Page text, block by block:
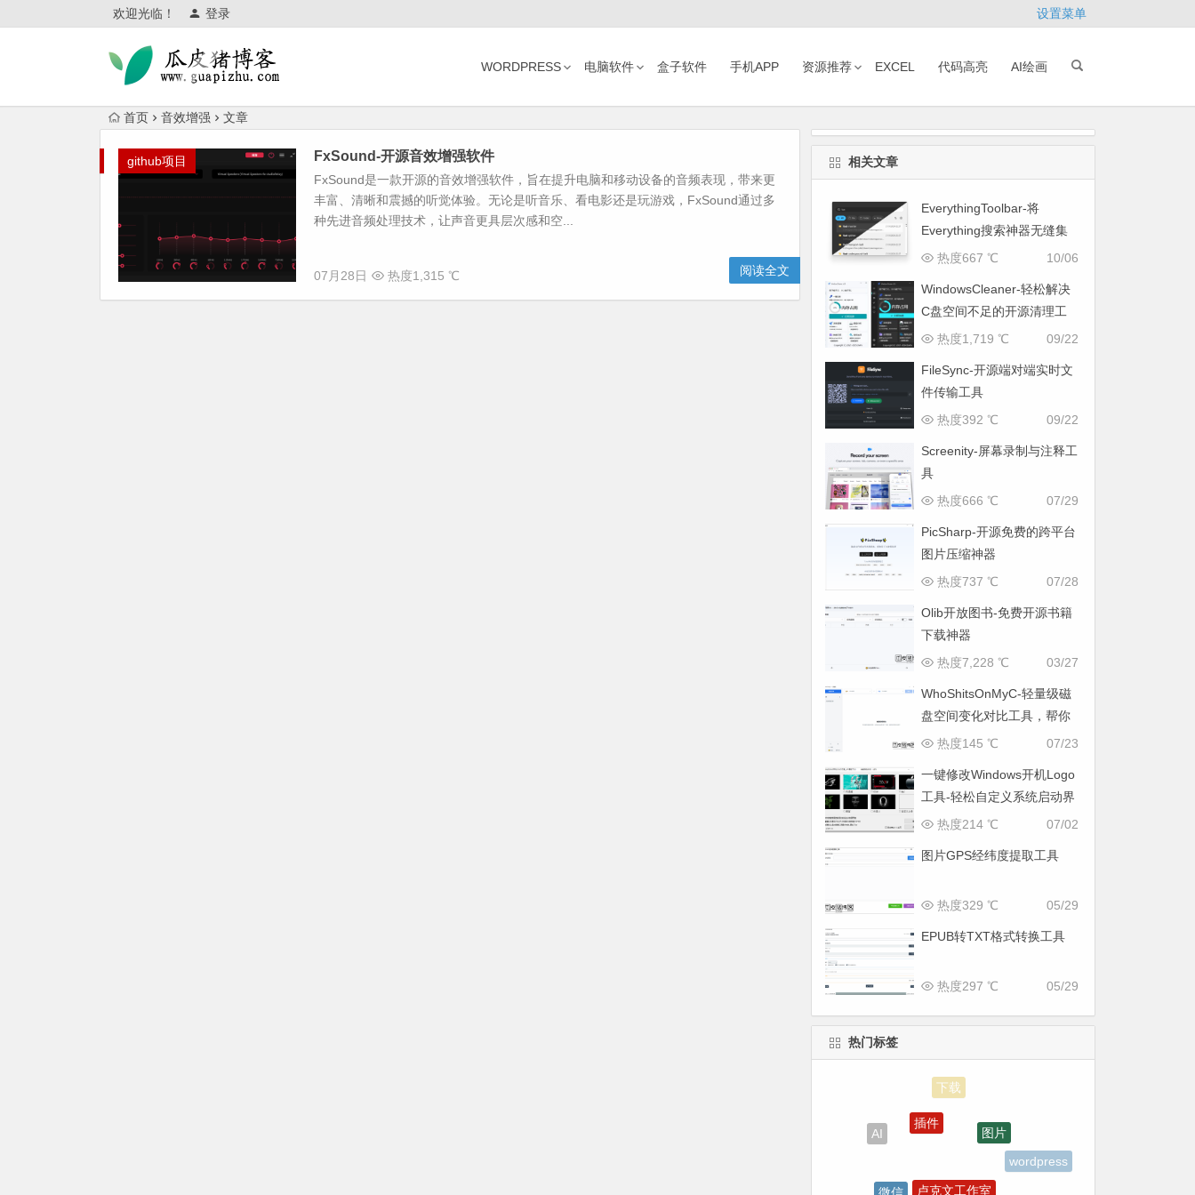
欢迎光临！ 登录 设置菜单
WORDPRESS 电脑软件 盒子软件 手机APP 资源推荐 EXCEL 代码高亮 AI绘画
首页 音效增强 文章
github项目 FxSound-开源音效增强软件
FxSound是一款开源的音效增强软件，旨在提升电脑和移动设备的音频表现，带来更
丰富、清晰和震撼的听觉体验。无论是听音乐、看电影还是玩游戏，FxSound通过多
种先进音频处理技术，让声音更具层次感和空...
07月28日 热度1,315 ℃ 阅读全文
相关文章
EverythingToolbar-将
Everything搜索神器无缝集
成到系统任务栏
10/06
热度667 ℃
WindowsCleaner-轻松解决
C盘空间不足的开源清理工
具
09/22
热度1,719 ℃
FileSync-开源端对端实时文
件传输工具
09/22
热度392 ℃
Screenity-屏幕录制与注释工
具
07/29
热度666 ℃
PicSharp-开源免费的跨平台
图片压缩神器
07/28
热度737 ℃
Olib开放图书-免费开源书籍
下载神器
03/27
热度7,228 ℃
WhoShitsOnMyC-轻量级磁
盘空间变化对比工具，帮你
找出“吃掉”空间的罪魁祸首
07/23
热度145 ℃
一键修改Windows开机Logo
工具-轻松自定义系统启动界
面
07/02
热度214 ℃
图片GPS经纬度提取工具
05/29
热度329 ℃
EPUB转TXT格式转换工具
05/29
热度297 ℃
热门标签
AI
插件
图片
wordpress
微信
卢克文工作室